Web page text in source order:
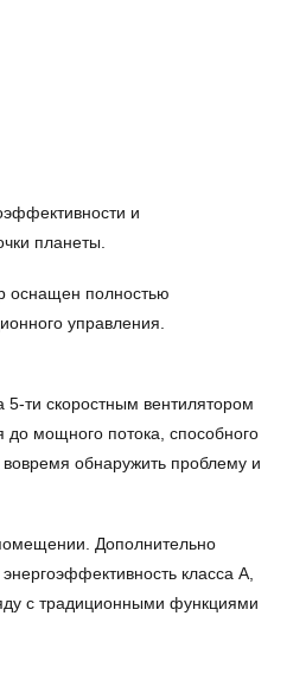
и
планеты.
оснащен полностью
управления.
ти скоростным вентилятором
до мощного потока, способного
обнаружить проблему и
Дополнительно
класса А,
с традиционными функциями